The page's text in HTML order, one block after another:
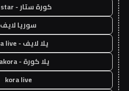
كورة ستار - kora star
سوريا لايف
يلا لايف - yalla live
يلا كورة - yallakora
kora live